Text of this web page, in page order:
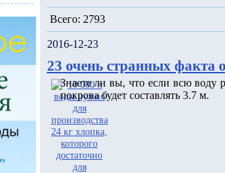
Всего: 2793
2016-12-23
23 очень странных факта
Знаете ли вы, что если всю воду
покрова будет составлять 3.7 м.